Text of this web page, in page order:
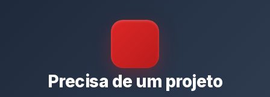
Precisa de um projeto